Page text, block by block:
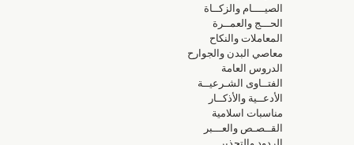
الصيــــام والزكــاة
الحـــج والعمــرة
المعاملات والنكاح
معاصي البدن والجوارح
الدروس العامة
الفتــاوى الشـرعيــة
الأدعــية والأذكــار
مناسبات اسلامية
القــصـص والعـــبر